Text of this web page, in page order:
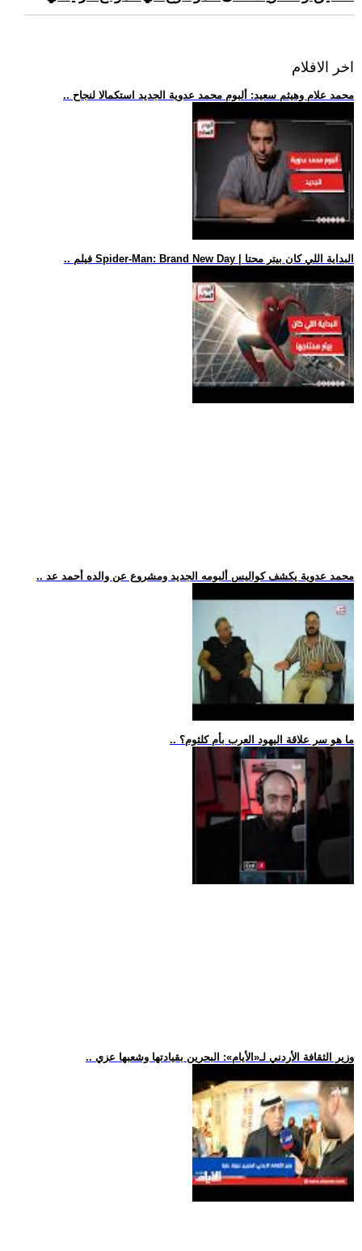
اخر الافلام
.. محمد علام وهيثم سعيد: ألبوم محمد عدوية الجديد استكمالا لنجاح
.. فيلم Spider-Man: Brand New Day | البداية اللي كان بيتر محتا
.. محمد عدوية يكشف كواليس ألبومه الجديد ومشروع عن والده أحمد عد
.. ما هو سر علاقة اليهود العرب بأم كلثوم؟
.. وزير الثقافة الأردني لـ«الأيام»: البحرين بقيادتها وشعبها عزي